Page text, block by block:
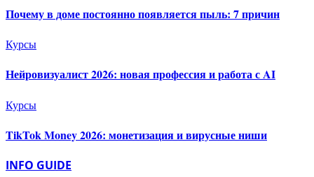
Почему в доме постоянно появляется пыль: 7 причин
Курсы
Нейровизуалист 2026: новая профессия и работа с AI
Курсы
TikTok Money 2026: монетизация и вирусные ниши
INFO GUIDE